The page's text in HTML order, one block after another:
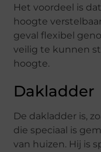
Het voordeel is
hoogte
geval flexibel
veilig te kunnen
hoogte.
Dakladder
De dakladder is,
die speciaal is
van huizen. Hij is